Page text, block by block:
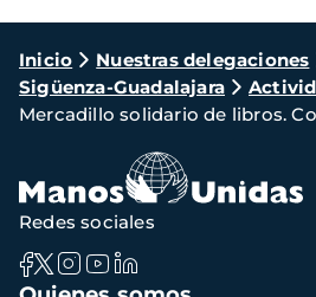
Ruta
de
navegación
Inicio
Nuestras delegaciones
Sigüenza-Guadalajara
Mercadillo solidario de libros.
Navegación
Redes sociales